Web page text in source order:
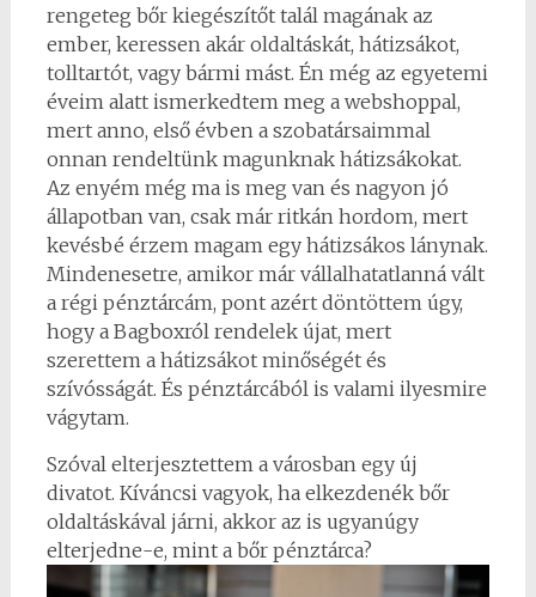
rengeteg bőr kiegészítőt talál magának az
ember, keressen akár oldaltáskát, hátizsákot,
tolltartót, vagy bármi mást. Én még az egyetemi
éveim alatt ismerkedtem meg a webshoppal,
mert anno, első évben a szobatársaimmal
onnan rendeltünk magunknak hátizsákokat.
Az enyém még ma is meg van és nagyon jó
állapotban van, csak már ritkán hordom, mert
kevésbé érzem magam egy hátizsákos lánynak.
Mindenesetre, amikor már vállalhatatlanná vált
a régi pénztárcám, pont azért döntöttem úgy,
hogy a Bagboxról rendelek újat, mert
szerettem a hátizsákot minőségét és
szívósságát. És pénztárcából is valami ilyesmire
vágytam.
Szóval elterjesztettem a városban egy új
divatot. Kíváncsi vagyok, ha elkezdenék bőr
oldaltáskával járni, akkor az is ugyanúgy
elterjedne-e, mint a bőr pénztárca?